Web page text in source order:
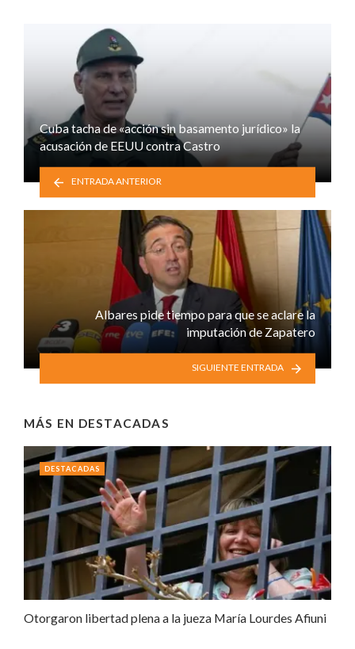
Cuba tacha de «acción sin basamento jurídico» la
acusación de EEUU contra Castro
ENTRADA ANTERIOR
Albares pide tiempo para que se aclare la
imputación de Zapatero
SIGUIENTE ENTRADA
MÁS EN DESTACADAS
Otorgaron libertad plena a la jueza María Lourdes Afiuni
DESTACADAS